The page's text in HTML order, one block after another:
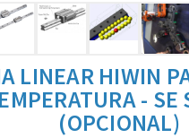
LINEAR HIWIN
- SE
(OPCIONAL)